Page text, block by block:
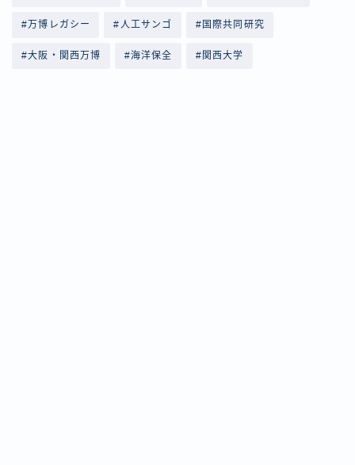
#万博レガシー #人工サンゴ #国際共同研究
#大阪・関西万博 #海洋保全 #関西大学